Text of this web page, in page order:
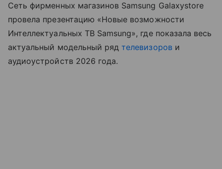
Сеть фирменных магазинов Samsung Galaxystore
провела презентацию «Новые возможности
Интеллектуальных ТВ Samsung», где показала весь
актуальный модельный рядтелевизоров и
аудиоустройств 2026 года.